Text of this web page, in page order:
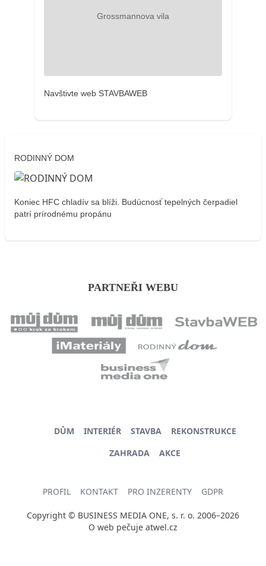
Navštivte web STAVBAWEB
RODINNÝ DOM
Koniec HFC chladív sa blíži. Budúcnosť tepelných čerpadiel
patrí prírodnému propánu
PARTNEŘI WEBU
DŮM INTERIÉR STAVBA
REKONSTRUKCE
ZAHRADA
AKCE
PROFIL KONTAKT PRO INZERENTY GDPR
Copyright © BUSINESS MEDIA ONE, s. r. o. 2006–2026